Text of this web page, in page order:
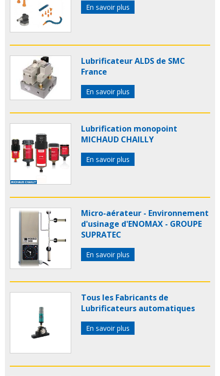
En savoir plus
Lubrificateur ALDS de SMC
France
En savoir plus
Lubrification monopoint
MICHAUD CHAILLY
En savoir plus
Micro-aérateur - Environnement
d'usinage d'ENOMAX - GROUPE
SUPRATEC
En savoir plus
Tous les Fabricants de
Lubrificateurs automatiques
En savoir plus